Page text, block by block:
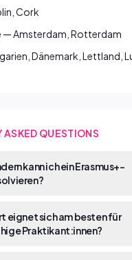
Cork
— Amsterdam, Rotterdam
Dänemark, Lettland,
ASKED QUESTIONS
kann ich ein Erasmus+-
eignet sich am besten für
Praktikant:innen?